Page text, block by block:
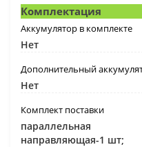
Комплектация
Аккумулятор в комплекте
Нет
Дополнительный
Нет
Комплект поставки
параллельная
направляющая-1 шт;